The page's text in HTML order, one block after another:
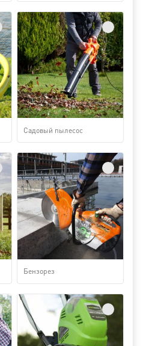
Садовый пылесос
Бензорез